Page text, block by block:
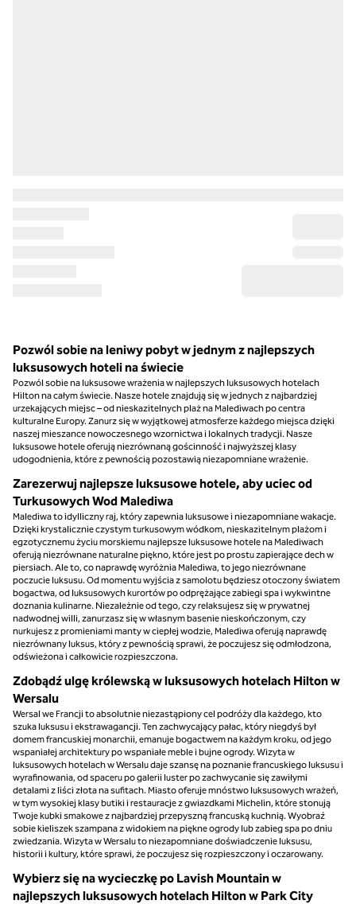
Pozwól sobie na leniwy pobyt w jednym z najlepszych
luksusowych hoteli na świecie
Pozwól sobie na luksusowe wrażenia w najlepszych luksusowych hotelach
Hilton na całym świecie. Nasze hotele znajdują się w jednych z najbardziej
urzekających miejsc – od nieskazitelnych plaż na Malediwach po centra
kulturalne Europy. Zanurz się w wyjątkowej atmosferze każdego miejsca dzięki
naszej mieszance nowoczesnego wzornictwa i lokalnych tradycji. Nasze
luksusowe hotele oferują niezrównaną gościnność i najwyższej klasy
udogodnienia, które z pewnością pozostawią niezapomniane wrażenie.
Zarezerwuj najlepsze luksusowe hotele, aby uciec od
Turkusowych Wod Malediwa
Malediwa to idylliczny raj, który zapewnia luksusowe i niezapomniane wakacje.
Dzięki krystalicznie czystym turkusowym wódkom, nieskazitelnym plażom i
egzotycznemu życiu morskiemu najlepsze luksusowe hotele na Malediwach
oferują niezrównane naturalne piękno, które jest po prostu zapierające dech w
piersiach. Ale to, co naprawdę wyróżnia Malediwa, to jego niezrównane
poczucie luksusu. Od momentu wyjścia z samolotu będziesz otoczony światem
bogactwa, od luksusowych kurortów po odprężające zabiegi spa i wykwintne
doznania kulinarne. Niezależnie od tego, czy relaksujesz się w prywatnej
nadwodnej willi, zanurzasz się w własnym basenie nieskończonym, czy
nurkujesz z promieniami manty w ciepłej wodzie, Malediwa oferują naprawdę
niezrównany luksus, który z pewnością sprawi, że poczujesz się odmłodzona,
odświeżona i całkowicie rozpieszczona.
Zdobądź ulgę królewską w luksusowych hotelach Hilton w
Wersalu
Wersal we Francji to absolutnie niezastąpiony cel podróży dla każdego, kto
szuka luksusu i ekstrawagancji. Ten zachwycający pałac, który niegdyś był
domem francuskiej monarchii, emanuje bogactwem na każdym kroku, od jego
wspaniałej architektury po wspaniałe meble i bujne ogrody. Wizyta w
luksusowych hotelach w Wersalu daje szansę na poznanie francuskiego luksusu i
wyrafinowania, od spaceru po galerii luster po zachwycanie się zawiłymi
detalami z liści złota na sufitach. Miasto oferuje mnóstwo luksusowych wrażeń,
w tym wysokiej klasy butiki i restauracje z gwiazdkami Michelin, które stonują
Twoje kubki smakowe z najbardziej przepyszną francuską kuchnią. Wyobraź
sobie kieliszek szampana z widokiem na piękne ogrody lub zabieg spa po dniu
zwiedzania. Wizyta w Wersalu to niezapomniane doświadczenie luksusu,
historii i kultury, które sprawi, że poczujesz się rozpieszczony i oczarowany.
Wybierz się na wycieczkę po Lavish Mountain w
najlepszych luksusowych hotelach Hilton w Park City